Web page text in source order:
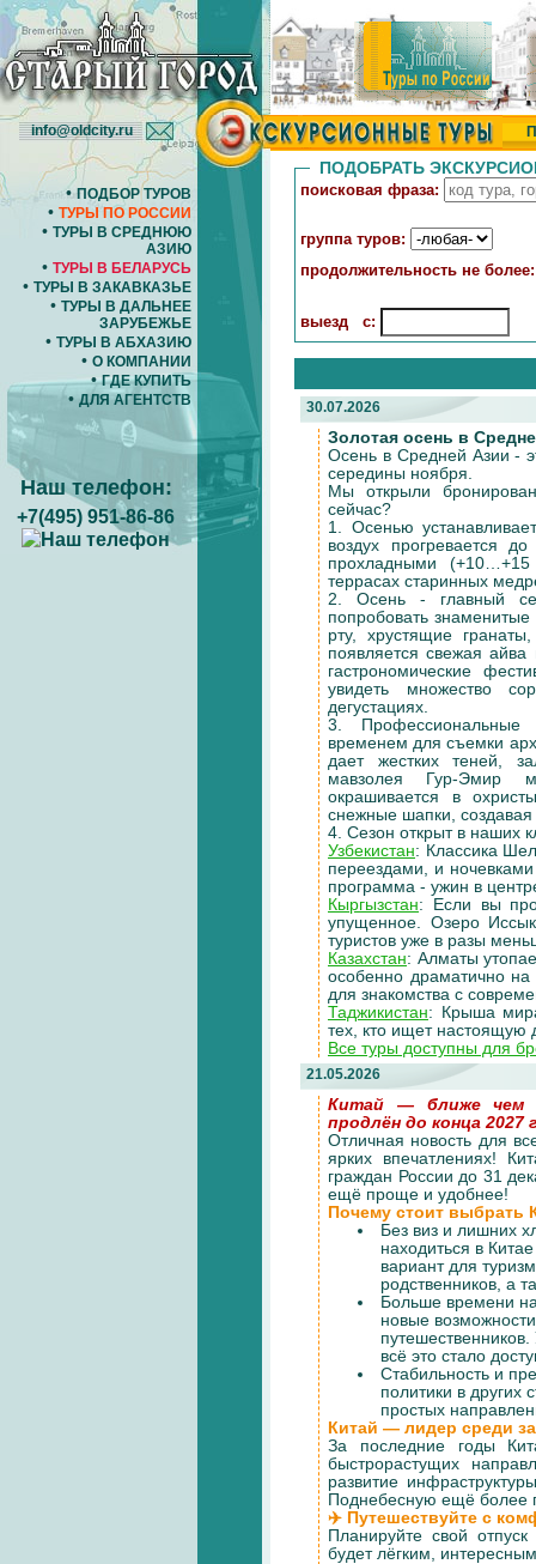
info@oldcity.ru
•ПОДБОР ТУРОВ
• ТУРЫ ПО РОССИИ
• ТУРЫ В СРЕДНЮЮ
АЗИЮ
• ТУРЫ В БЕЛАРУСЬ
• ТУРЫ В ЗАКАВКАЗЬЕ
• ТУРЫ В ДАЛЬНЕЕ
ЗАРУБЕЖЬЕ
• ТУРЫ В АБХАЗИЮ
• О КОМПАНИИ
•ГДЕ КУПИТЬ
• ДЛЯ АГЕНТСТВ
Наш телефон:
+7(495) 951-86-86
ПОДОБРАТЬ
поисковая фраза:
группа туров:
продолжительность не более:
выезд с:
30.07.2026
Золотая осень в
Осень в Средней Азии -
середины ноября.
Мы открыли
сейчас?
1. Осенью
воздух прогревается
прохладными
террасах старинных
2. Осень - главный
попробовать
рту, хрустящие
появляется свежая
гастрономические
увидеть множество
дегустациях.
3. Профессиональные
временем для съемки
дает жестких теней,
мавзолея Гур-Эмир
окрашивается в
снежные шапки, создавая
4. Сезон открыт в наших
Узбекистан: Классика
переездами, и
программа - ужин в
Кыргызстан: Если вы
упущенное. Озеро
туристов уже в разы
Казахстан: Алматы
особенно драматично
для знакомства с
Таджикистан: Крыша
тех, кто ищет настоящую
Все туры доступны для
21.05.2026
Китай — ближе чем
продлён до конца 2027
Отличная новость для
ярких впечатлениях!
граждан России до 31
ещё проще и удобнее!
Почему стоит выбрать
Без виз и лишних
находиться в
вариант для
родственников, а
Больше времени
новые
всё это стало
Стабильность и
политики в других
простых
Китай — лидер среди
За последние годы
быстрорастущих
развитие
Поднебесную ещё более
✈️ Путешествуйте с
Планируйте свой
будет лёгким,